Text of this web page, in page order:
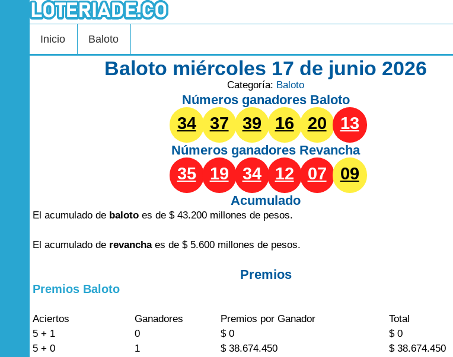
Inicio Baloto
Baloto miércoles 17 de junio 2026
Categoría: Baloto
Números ganadores Baloto
34 37 39 16 20 13
Números ganadores Revancha
35 19 34 12 07 09
Acumulado
El acumulado de baloto es de $ 43.200 millones de pesos.
El acumulado de revanchaes de $ 5.600 millones de pesos.
Premios
Premios Baloto
Aciertos Ganadores Premios por Ganador
Total
5 + 1
0 $ 0
$ 0
5 + 0
1 $ 38.674.450
$ 38.674.450